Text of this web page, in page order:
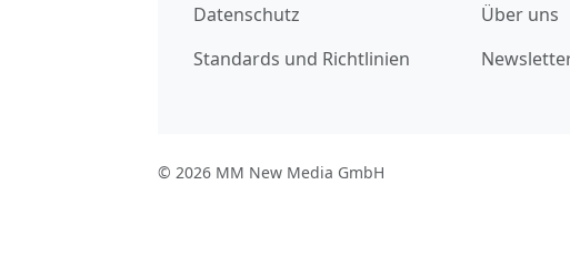
Datenschutz
Standards und Richtlinien
Über uns
© 2026 MM New Media GmbH